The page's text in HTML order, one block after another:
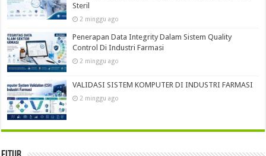
Steril
2 minggu ago
Penerapan Data Integrity Dalam Sistem Quality
Control Di Industri Farmasi
2 minggu ago
VALIDASI SISTEM KOMPUTER DI INDUSTRI FARMASI
2 minggu ago